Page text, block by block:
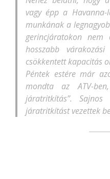
vagy épp a
munkának a
gerincjáratokon
hosszabb
csökkentett kapacitás
Péntek estére már
mondta az ATV-
járatritkítás”.
járatritkítást vezettek